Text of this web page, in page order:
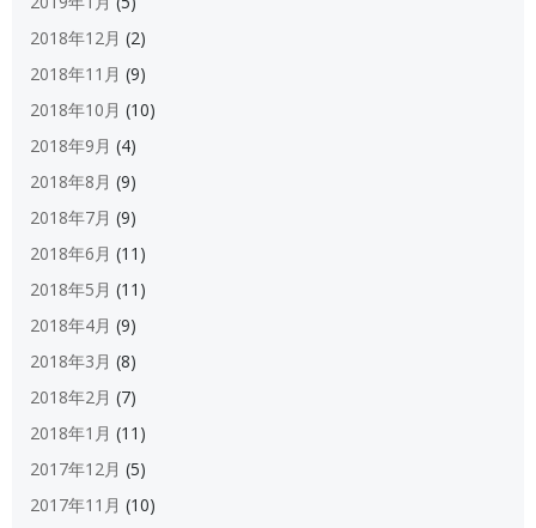
2018年12月 (2)
2018年11月 (9)
2018年10月 (10)
2018年9月 (4)
2018年8月 (9)
2018年7月 (9)
2018年6月 (11)
2018年5月 (11)
2018年4月 (9)
2018年3月 (8)
2018年2月 (7)
2018年1月 (11)
2017年12月 (5)
2017年11月 (10)